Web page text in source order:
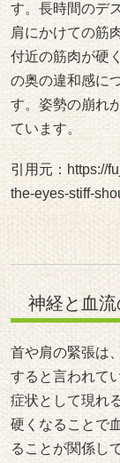
す。長時間のデ
肩にかけての筋
付近の筋肉が硬
の奥の違和感に
す。姿勢の崩れ
ています。
引用元： https://
the-eyes-stiff-
神経と血流
首や肩の緊張は
すると言われて
症状として現れ
硬くなることで
ることが関係し